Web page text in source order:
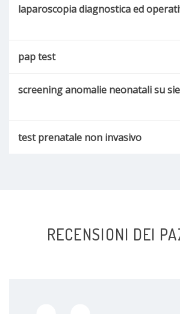
laparoscopia diagnostica ed
pap test
screening anomalie neonatali su
test prenatale non invasivo
RECENSIONI DEI